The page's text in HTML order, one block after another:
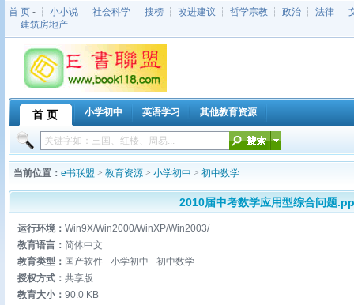
首 页 - ┆ 小小说 ┆ 社会科学 ┆ 搜榜 ┆ 改进建议 ┆ 哲学宗教 ┆ 政治 ┆ 法律 ┆
┆ 建筑房地产
首 页 小学初中 英语学习 其他教育资源
当前位置： e书联盟 > 教育资源 > 小学初中 > 初中数学
2010届中考数学应用型综合问题
运行环境： Win9X/Win2000/WinXP/Win2003/
教育语言： 简体中文
教育类型： 国产软件 - 小学初中 - 初中数学
授权方式： 共享版
教育大小： 90.0 KB